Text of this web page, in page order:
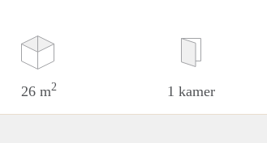
26 m2 1 kamer